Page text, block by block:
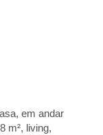
em andar
m², living,